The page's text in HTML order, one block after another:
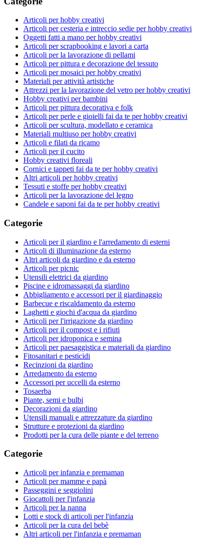
Articoli per hobby creativi
Articoli per cesteria e intreccio sedie per hobby creativi
Oggetti fatti a mano per hobby creativi
Articoli per scrapbooking e lavori a carta
Articoli per la lavorazione di pellami
Articoli per pittura e decorazione del tessuto
Articoli per mosaici per hobby creativi
Materiali per attività artistiche
Attrezzi per la lavorazione del vetro per hobby creativi
Hobby creativi per bambini
Articoli per pittura decorativa e folk
Articoli per perle e gioielli fai da te per hobby creativi
Articoli per scultura, modellato e ceramica
Materiali multiuso per hobby creativi
Articoli e filati da ricamo
Articoli per il cucito
Hobby creativi floreali
Cornici e tappeti fai da te per hobby creativi
Altri articoli per hobby creativi
Tessuti e stoffe per hobby creativi
Articoli per la lavorazione del legno
Candele e saponi fai da te per hobby creativi
Categorie
Articoli per il giardino e l'arredamento di esterni
Articoli di illuminazione da esterno
Altri articoli da giardino e da esterno
Articoli per picnic
Utensili elettrici da giardino
Piscine e idromassaggi da giardino
Abbigliamento e accessori per il giardinaggio
Barbecue e riscaldamento da esterno
Laghetti e giochi d'acqua da giardino
Articoli per l'irrigazione da giardino
Articoli per il compost e i rifiuti
Articoli per idroponica e semina
Articoli per paesaggistica e materiali da giardino
Fitosanitari e pesticidi
Recinzioni da giardino
Arredamento da esterno
Accessori per uccelli da esterno
Tosaerba
Piante, semi e bulbi
Decorazioni da giardino
Utensili manuali e attrezzature da giardino
Strutture e protezioni da giardino
Prodotti per la cura delle piante e del terreno
Categorie
Articoli per infanzia e premaman
Articoli per mamme e papà
Passeggini e seggiolini
Giocattoli per l'infanzia
Articoli per la nanna
Lotti e stock di articoli per l'infanzia
Articoli per la cura del bebè
Altri articoli per l'infanzia e premaman